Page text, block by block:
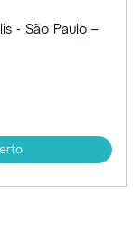
- São Paulo –